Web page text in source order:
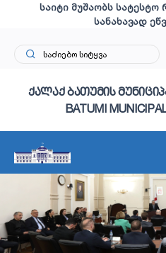
საიტი მუშაობს სატესტო
სანახავად
ქალაქ ბათუმის
BATUMI